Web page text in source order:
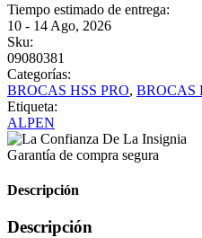
Tiempo estimado de entrega:
10 - 14 Ago, 2026
Sku:
09080381
Categorías:
BROCAS HSS PRO, BROCAS
Etiqueta:
ALPEN
Garantía de compra segura
Descripción
Descripción